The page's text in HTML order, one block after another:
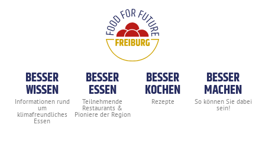
BESSER
WISSEN
BESSER
ESSEN
BESSER
KOCHEN
BESSER
MACHEN